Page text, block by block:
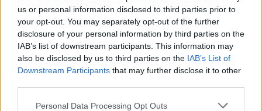
us or personal information disclosed to third parties prior to
your opt-out. You may separately opt-out of the further
disclosure of your personal information by third parties on the
IAB’s list of downstream participants. This information may
also be disclosed by us to third parties on the IAB’s List of
Downstream Participants that may further disclose it to other
Personal Data Processing Opt Outs
Διπλή υπέρπτηση τουρκικού UAV
πάνω από την Κανδελιούσσα